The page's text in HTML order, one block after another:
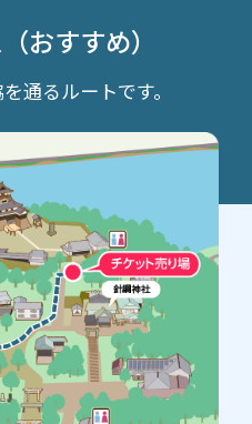
おすすめ）
通るルートです。